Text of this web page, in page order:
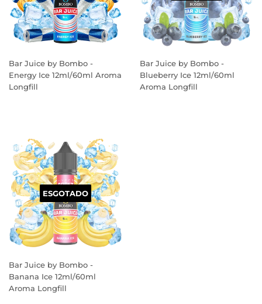
Bar Juice by Bombo -
Energy Ice 12ml/60ml Aroma
Longfill
Bar Juice by Bombo -
Blueberry Ice 12ml/60ml
Aroma Longfill
ESGOTADO
Bar Juice by Bombo -
Banana Ice 12ml/60ml
Aroma Longfill